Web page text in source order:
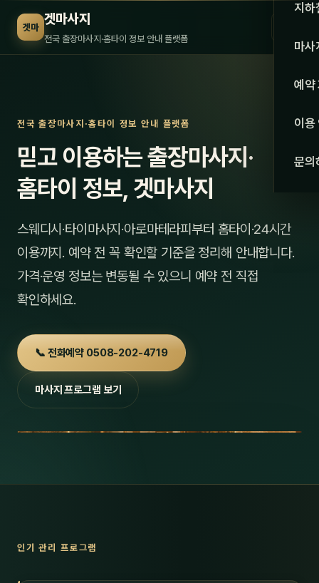
겟마 겟마사지
전국 출장마사지·홈타이 정보 안내 플랫폼 서울
강원·
강원
전남
지하
마사
관리
스
홈타
예약
이용
문의
전국 출장마사지·홈타이 정보 안내 플랫폼
믿고 이용하는 출장마사지·
홈타이 정보, 겟마사지
스웨디시·타이마사지·아로마테라피부터 홈타이·24시간
이용까지. 예약 전 꼭 확인할 기준을 정리해 안내합니다.
가격·운영 정보는 변동될 수 있으니 예약 전 직접
확인하세요.
📞 전화예약 0508-202-4719
마사지 프로그램 보기
인기 관리 프로그램